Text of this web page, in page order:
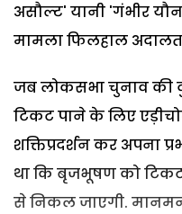
असौल्ट' यानी 'गंभीर
मामला फिलहाल
जब लोकसभा चुनाव की
टिकट पाने के लिए
शक्तिप्रदर्शन कर अपना
था कि बृजभूषण को
से निकल जाएगी.